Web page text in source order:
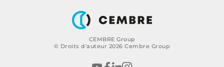
CEMBRE Group
© Droits d'auteur 2026 Cembre Group